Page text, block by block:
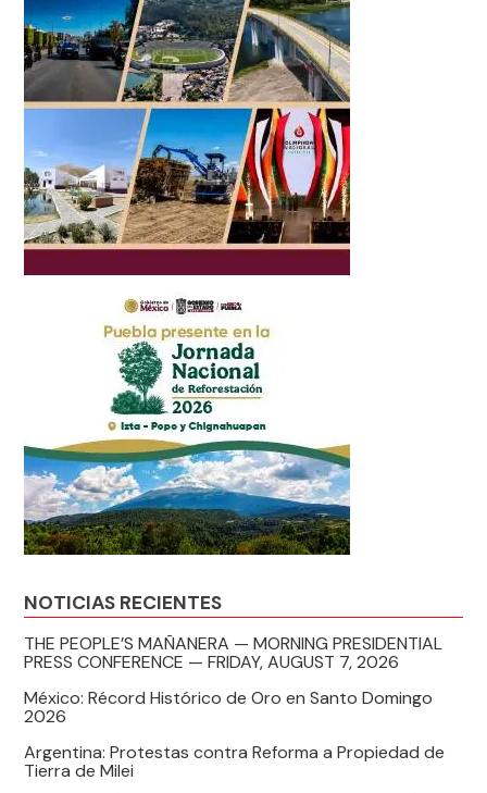
NOTICIAS RECIENTES
THE PEOPLE’S MAÑANERA — MORNING PRESIDENTIAL
PRESS CONFERENCE — FRIDAY, AUGUST 7, 2026
México: Récord Histórico de Oro en Santo Domingo
2026
Argentina: Protestas contra Reforma a Propiedad de
Tierra de Milei